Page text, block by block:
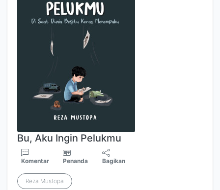
Bu, Aku Ingin Pelukmu
Komentar Penanda Bagikan
Reza Mustopa